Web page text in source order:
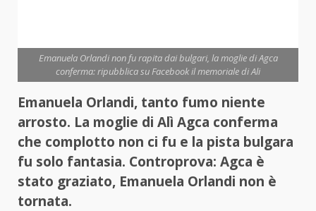
Emanuela Orlandi non fu rapita dai bulgari, la moglie di Agca
conferma: ripubblica su Facebook il memoriale di Ali
Emanuela Orlandi, tanto fumo niente
arrosto. La moglie di Alì Agca conferma
che complotto non ci fu e la pista bulgara
fu solo fantasia. Controprova: Agca è
stato graziato, Emanuela Orlandi non è
tornata.